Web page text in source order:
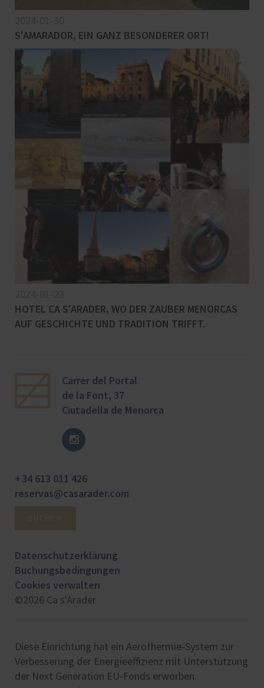
S'AMARADOR, EIN GANZ BESONDERER ORT!
HOTEL CA S'ARADER, WO DER ZAUBER MENORCAS
AUF GESCHICHTE UND TRADITION TRIFFT.
Carrer del Portal
de la Font, 37
Ciutadella de Menorca
+ 34 613 011 426
reservas@casarader.com
Datenschutzerklärung
Buchungsbedingungen
Cookies verwalten
©2026 Ca s'Arader
Diese Einrichtung hat ein Aerothermie-System zur
Verbesserung der Energieeffizienz mit Unterstützung
der Next Generation EU-Fonds erworben.